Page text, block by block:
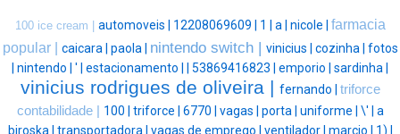
100 ice cream | automoveis | 12208069609 | 1 | a | nicole | farmacia
popular | caicara | paola | nintendo switch | vinicius | cozinha | fotos
nintendo | ' | estacionamento | 53869416823 | emporio | sardinha |
vinicius rodrigues de oliveira | fernando | triforce
contabilidade | 100 | triforce | 6770 | vagas | porta | uniforme | \' | a
biroska | transportadora | vagas de emprego | ventilador | marcio | 1) |